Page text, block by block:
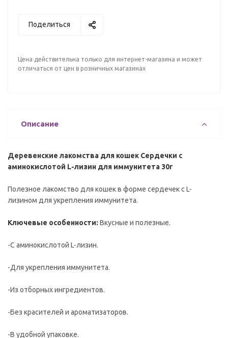
Поделиться
Цена действительна только для интернет-магазина и может
отличаться от цен в розничных магазинах
Описание
Деревенские лакомства для кошек Сердечки с
аминокислотой L-лизин для иммунитета 30г
Полезное лакомство для кошек в форме сердечек с L-
лизином для укрепления иммунитета.
Ключевые особенности: Вкусные и полезные.
-С аминокислотой L-лизин.
-Для укрепления иммунитета.
-Из отборных ингредиентов.
-Без красителей и ароматизаторов.
-В удобной упаковке.